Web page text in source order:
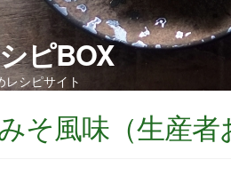
ピBOX
レシピサイト
そ風味（生産者